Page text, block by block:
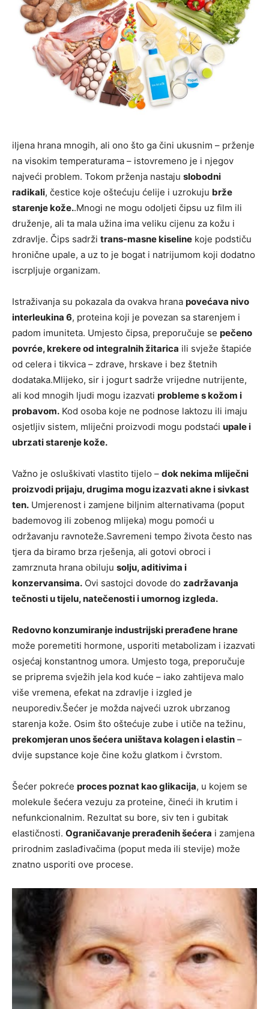
iljena hrana mnogih, ali ono što ga čini ukusnim – prženje
na visokim temperaturama – istovremeno je i njegov
najveći problem. Tokom prženja nastaju slobodni
radikali, čestice koje oštećuju ćelije i uzrokuju brže
starenje kože..Mnogi ne mogu odoljeti čipsu uz film ili
druženje, ali ta mala užina ima veliku cijenu za kožu i
zdravlje. Čips sadrži trans-masne kiseline koje podstiču
hronične upale, a uz to je bogat i natrijumom koji dodatno
iscrpljuje organizam.
Istraživanja su pokazala da ovakva hrana povećava nivo
interleukina 6, proteina koji je povezan sa starenjem i
padom imuniteta. Umjesto čipsa, preporučuje se pečeno
povrće, krekere od integralnih žitarica ili svježe štapiće
od celera i tikvica – zdrave, hrskave i bez štetnih
dodataka.Mlijeko, sir i jogurt sadrže vrijedne nutrijente,
ali kod mnogih ljudi mogu izazvati probleme s kožom i
probavom. Kod osoba koje ne podnose laktozu ili imaju
osjetljiv sistem, mliječni proizvodi mogu podstaći upale i
ubrzati starenje kože.
Važno je osluškivati vlastito tijelo – dok nekima mliječni
proizvodi prijaju, drugima mogu izazvati akne i sivkast
ten. Umjerenost i zamjene biljnim alternativama (poput
bademovog ili zobenog mlijeka) mogu pomoći u
održavanju ravnoteže.Savremeni tempo života često nas
tjera da biramo brza rješenja, ali gotovi obroci i
zamrznuta hrana obiluju solju, aditivima i
konzervansima. Ovi sastojci dovode do zadržavanja
tečnosti u tijelu, natečenosti i umornog izgleda.
Redovno konzumiranje industrijski prerađene hrane
može poremetiti hormone, usporiti metabolizam i izazvati
osjećaj konstantnog umora. Umjesto toga, preporučuje
se priprema svježih jela kod kuće – iako zahtijeva malo
više vremena, efekat na zdravlje i izgled je
neuporediv.Šećer je možda najveći uzrok ubrzanog
starenja kože. Osim što oštećuje zube i utiče na težinu,
prekomjeran unos šećera uništava kolagen i elastin –
dvije supstance koje čine kožu glatkom i čvrstom.
Šećer pokreće proces poznat kao glikacija, u kojem se
molekule šećera vezuju za proteine, čineći ih krutim i
nefunkcionalnim. Rezultat su bore, siv ten i gubitak
elastičnosti. Ograničavanje prerađenih šećera i zamjena
prirodnim zaslađivačima (poput meda ili stevije) može
znatno usporiti ove procese.